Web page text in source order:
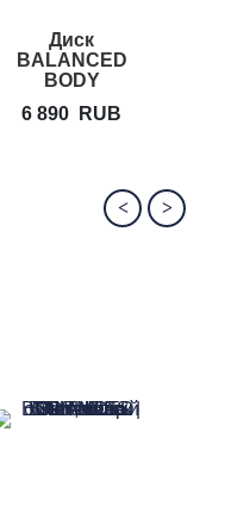
Диск
BALANCED
BODY
Rotator Disc
6 890 RUB